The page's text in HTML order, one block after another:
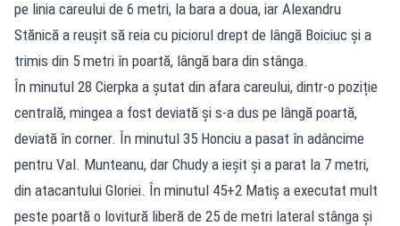
pe linia careului de 6 metri, la bara a doua, iar Alexandru
Stănică a reușit să reia cu piciorul drept de lângă Boiciuc și a
trimis din 5 metri în poartă, lângă bara din stânga.
În minutul 28 Cierpka a șutat din afara careului, dintr-o poziție
centrală, mingea a fost deviată și s-a dus pe lângă poartă,
deviată în corner. În minutul 35 Honciu a pasat în adâncime
pentru Val. Munteanu, dar Chudy a ieșit și a parat la 7 metri,
din atacantului Gloriei. În minutul 45+2 Matiș a executat mult
peste poartă o lovitură liberă de 25 de metri lateral stânga și